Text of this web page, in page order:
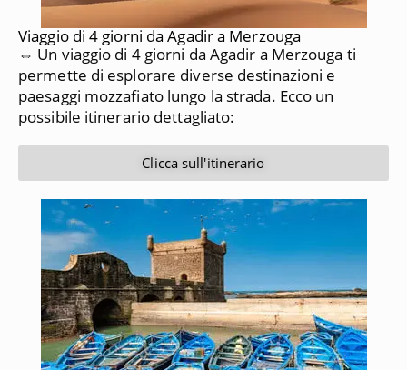
Viaggio di 4 giorni da Agadir a Merzouga
⇔ Un viaggio di 4 giorni da Agadir a Merzouga ti
permette di esplorare diverse destinazioni e
paesaggi mozzafiato lungo la strada. Ecco un
possibile itinerario dettagliato:
Clicca sull'itinerario